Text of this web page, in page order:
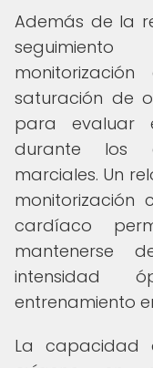
Además de la
saturación de
para evaluar
durante los
marciales. Un
monitorización
cardíaco
mantenerse
intensidad
entrenamiento
La capacidad